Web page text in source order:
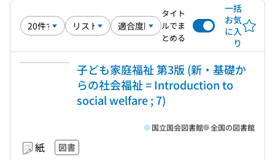
タイト
ルでま
とめる
一括
お気
に入
り
子ども家庭福祉 第3版 (新・基礎か
らの社会福祉 = Introduction to
social welfare ; 7)
紙 図書
国立国会図書館 全国の図書館